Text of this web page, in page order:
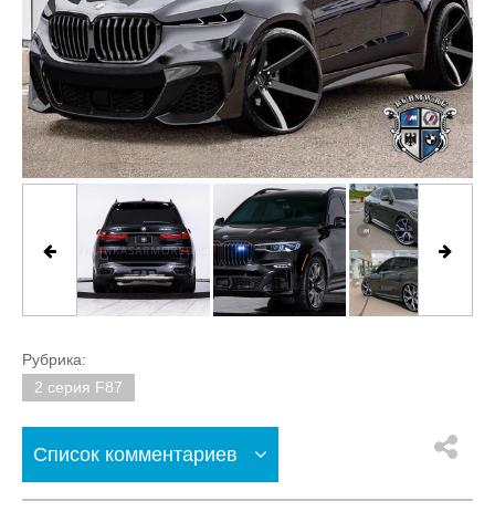
Рубрика:
2 серия F87
Список комментариев